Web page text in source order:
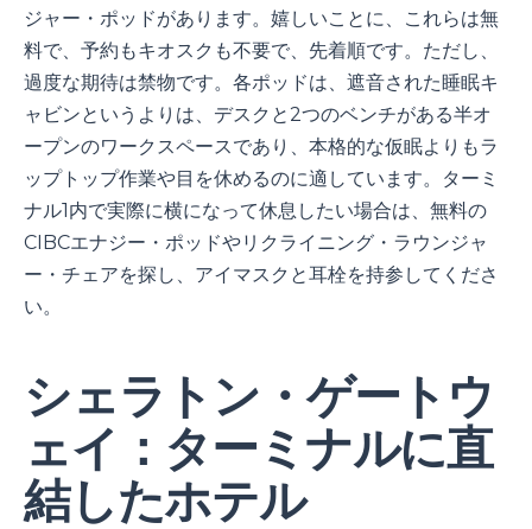
ジャー・ポッドがあります。嬉しいことに、これらは無
料で、予約もキオスクも不要で、先着順です。ただし、
過度な期待は禁物です。各ポッドは、遮音された睡眠キ
ャビンというよりは、デスクと2つのベンチがある半オ
ープンのワークスペースであり、本格的な仮眠よりもラ
ップトップ作業や目を休めるのに適しています。ターミ
ナル1内で実際に横になって休息したい場合は、無料の
CIBCエナジー・ポッドやリクライニング・ラウンジャ
ー・チェアを探し、アイマスクと耳栓を持参してくださ
い。
シェラトン・ゲートウ
ェイ：ターミナルに直
結したホテル